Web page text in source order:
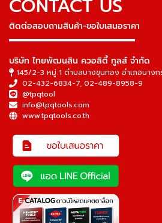
CONTACT US
ติดต่อสอบถามสินค้า-ขอใบเสนอราคา
▬▬▬▬▬▬▬▬▬▬▬▬▬▬▬
บริษัท ไทยพัฒนสิน ควอลิตี้ ทูลส์ จำกัด
145/2-3 หมู่ 1 ตำบลบางขุนกอง อำเภอบางก
02-432-6834-7, 02-489-8958-9
@tpqtool
info@tpqtools.com
www.tpqtools.co.th